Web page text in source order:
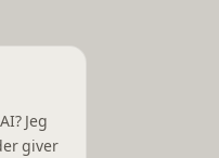
Jeg
giver